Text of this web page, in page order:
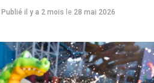
Publié il y a 2 mois le 28 mai 2026